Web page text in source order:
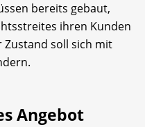
bereits gebaut,
ihren Kunden
Zustand soll sich mit
Angebot